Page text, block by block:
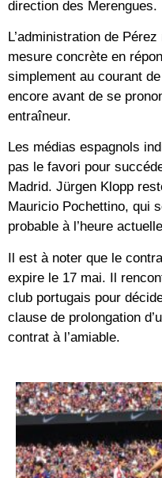
direction des Merengues.
L’administration de
mesure concrète en
simplement au courant
encore avant de se
entraîneur.
Les médias espagnols
pas le favori pour
Madrid. Jürgen Klopp
Mauricio Pochettino, qui
probable à l’heure
Il est à noter que le
expire le 17 mai. Il
club portugais pour
clause de prolongation
contrat à l’amiable.